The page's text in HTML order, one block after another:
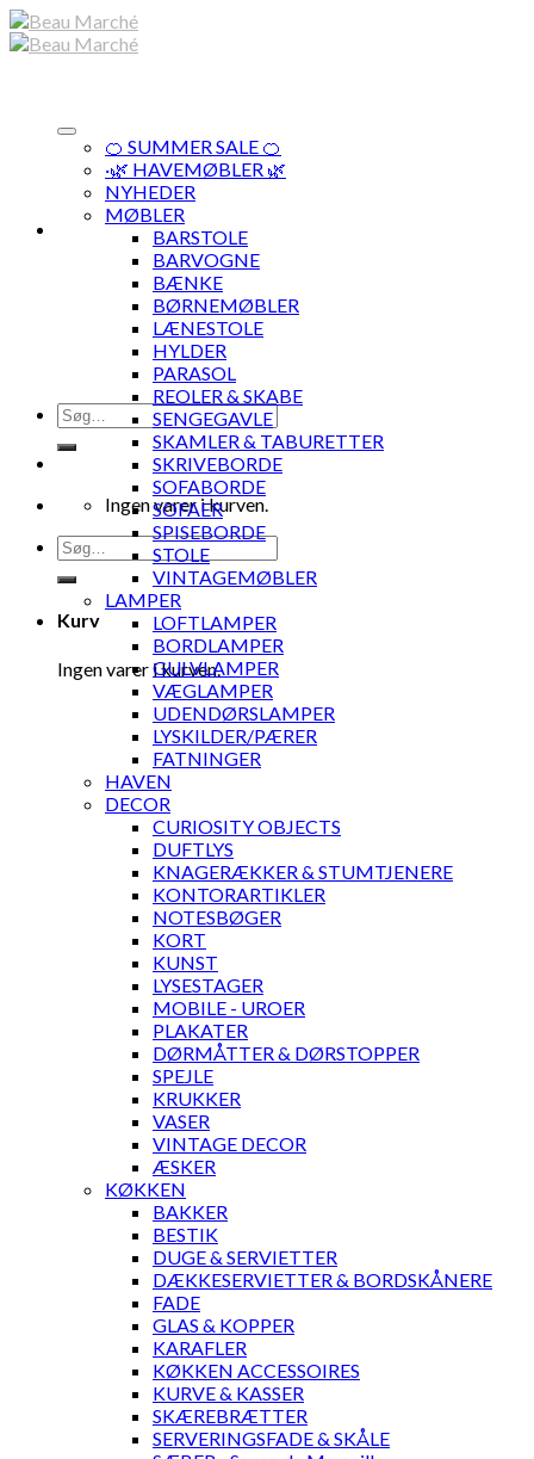
Skip
to
Søg
efter:
Ingen varer i kurven.
Søg
efter:
Kurv
Ingen varer i kurven.
🍊 SUMMER SALE 🍊
·🌿 HAVEMØBLER 🌿
NYHEDER
MØBLER
BARSTOLE
BARVOGNE
BÆNKE
BØRNEMØBLER
LÆNESTOLE
HYLDER
PARASOL
REOLER & SKABE
SENGEGAVLE
SKAMLER & TABURETTER
SKRIVEBORDE
SOFABORDE
SOFAER
SPISEBORDE
STOLE
VINTAGEMØBLER
LAMPER
LOFTLAMPER
BORDLAMPER
GULVLAMPER
VÆGLAMPER
UDENDØRSLAMPER
LYSKILDER/PÆRER
FATNINGER
HAVEN
DECOR
CURIOSITY OBJECTS
DUFTLYS
KNAGERÆKKER & STUMTJENERE
KONTORARTIKLER
NOTESBØGER
KORT
KUNST
LYSESTAGER
MOBILE - UROER
PLAKATER
DØRMÅTTER & DØRSTOPPER
SPEJLE
KRUKKER
VASER
VINTAGE DECOR
ÆSKER
KØKKEN
BAKKER
BESTIK
DUGE & SERVIETTER
DÆKKESERVIETTER & BORDSKÅNERE
FADE
GLAS & KOPPER
KARAFLER
KØKKEN ACCESSOIRES
KURVE & KASSER
SKÆREBRÆTTER
SERVERINGSFADE & SKÅLE